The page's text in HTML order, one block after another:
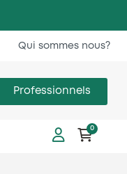
Qui sommes nous?
Professionnels
0